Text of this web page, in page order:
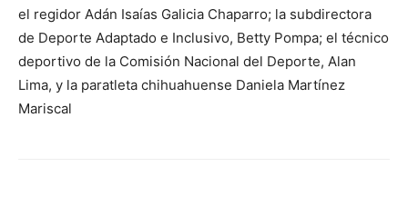
el regidor Adán Isaías Galicia Chaparro; la subdirectora
de Deporte Adaptado e Inclusivo, Betty Pompa; el técnico
deportivo de la Comisión Nacional del Deporte, Alan
Lima, y la paratleta chihuahuense Daniela Martínez
Mariscal